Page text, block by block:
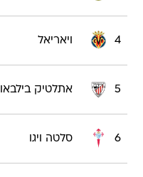
4 ויאריאל
5 אתלטיק בילבאו
6 סלטה ויגו